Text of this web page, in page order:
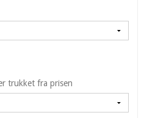
trukket fra prisen